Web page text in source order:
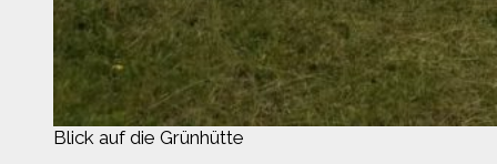
Blick auf die Grünhütte